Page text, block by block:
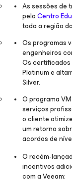
As sessões de
peloCentro
toda a região
Os programas
engenheiros
Os certificados
Platinum e
Silver.
O programa
serviços
o cliente
um retorno
acordos de
O recém-
incentivos
com a Veeam: